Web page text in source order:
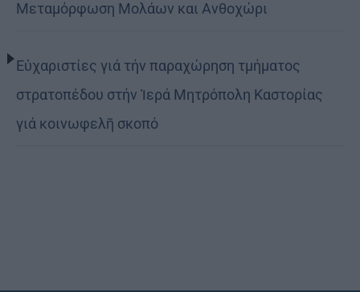
Μεταμόρφωση Μολάων και Ανθοχώρι
Εὐχαριστίες γιά τήν παραχώρηση τμήματος
στρατοπέδου στήν Ἱερά Μητρόπολη Καστορίας
γιά κοινωφελῆ σκοπό